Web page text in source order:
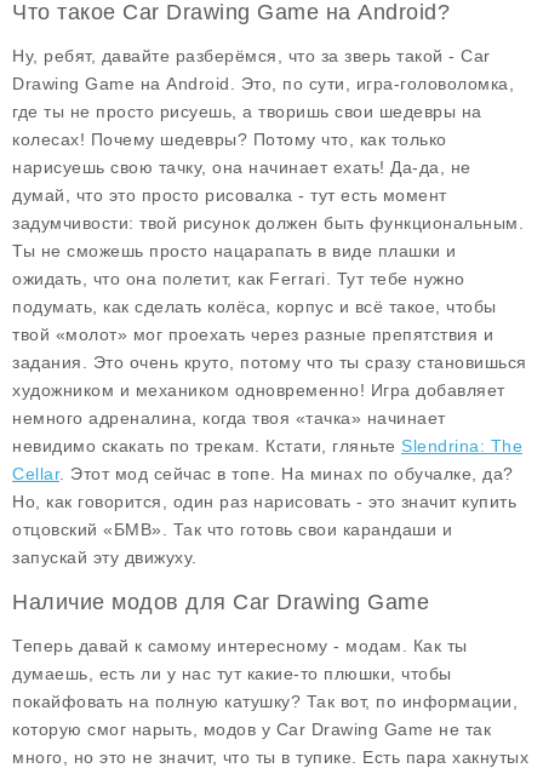
Что такое Car Drawing Game на Android?
Ну, ребят, давайте разберёмся, что за зверь такой - Car
Drawing Game на Android. Это, по сути, игра-головоломка,
где ты не просто рисуешь, а творишь свои шедевры на
колесах! Почему шедевры? Потому что, как только
нарисуешь свою тачку, она начинает ехать! Да-да, не
думай, что это просто рисовалка - тут есть момент
задумчивости: твой рисунок должен быть функциональным.
Ты не сможешь просто нацарапать в виде плашки и
ожидать, что она полетит, как Ferrari. Тут тебе нужно
подумать, как сделать колёса, корпус и всё такое, чтобы
твой «молот» мог проехать через разные препятствия и
задания. Это очень круто, потому что ты сразу становишься
художником и механиком одновременно! Игра добавляет
немного адреналина, когда твоя «тачка» начинает
невидимо скакать по трекам. Кстати, гляньте Slendrina: The
Cellar. Этот мод сейчас в топе. На минах по обучалке, да?
Но, как говорится, один раз нарисовать - это значит купить
отцовский «БМВ». Так что готовь свои карандаши и
запускай эту движуху.
Наличие модов для Car Drawing Game
Теперь давай к самому интересному - модам. Как ты
думаешь, есть ли у нас тут какие-то плюшки, чтобы
покайфовать на полную катушку? Так вот, по информации,
которую смог нарыть, модов у Car Drawing Game не так
много, но это не значит, что ты в тупике. Есть пара хакнутых